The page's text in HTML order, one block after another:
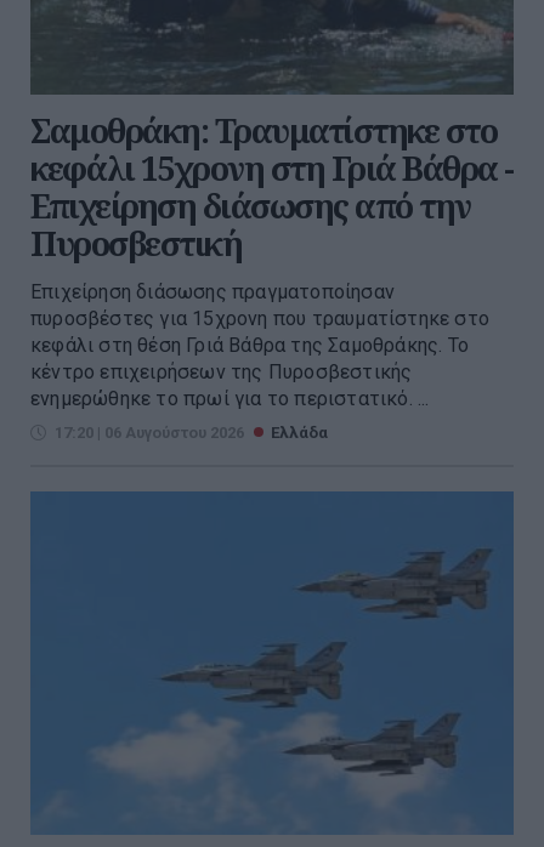
Σαμοθράκη: Τραυματίστηκε στο
κεφάλι 15χρονη στη Γριά Βάθρα -
Επιχείρηση διάσωσης από την
Πυροσβεστική
Επιχείρηση διάσωσης πραγματοποίησαν
πυροσβέστες για 15χρονη που τραυματίστηκε στο
κεφάλι στη θέση Γριά Βάθρα της Σαμοθράκης. Το
κέντρο επιχειρήσεων της Πυροσβεστικής
ενημερώθηκε το πρωί για το περιστατικό. ...
17:20 | 06 Αυγούστου 2026 Ελλάδα